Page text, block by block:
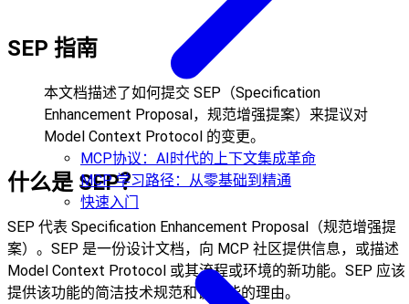
MCP协议：AI时代的上下文集成革命
MCP 学习路径：从零基础到精通
快速入门
SEP 指南
本文档描述了如何提交 SEP（Specification
Enhancement Proposal，规范增强提案）来提议对
Model Context Protocol 的变更。
什么是 SEP？
SEP 代表 Specification Enhancement Proposal（规范增强提
案）。SEP 是一份设计文档，向 MCP 社区提供信息，或描述
Model Context Protocol 或其流程或环境的新功能。SEP 应该
提供该功能的简洁技术规范和该功能的理由。